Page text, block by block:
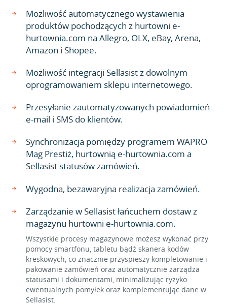
Możliwość automatycznego wystawienia
produktów pochodzących z hurtowni e-
hurtownia.com na Allegro, OLX, eBay, Arena,
Amazon i Shopee.
Możliwość integracji Sellasist z dowolnym
oprogramowaniem sklepu internetowego.
Przesyłanie zautomatyzowanych powiadomień
e-mail i SMS do klientów.
Synchronizacja pomiędzy programem WAPRO
Mag Prestiż, hurtownią e-hurtownia.com a
Sellasist statusów zamówień.
Wygodna, bezawaryjna realizacja zamówień.
Zarządzanie w Sellasist łańcuchem dostaw z
magazynu hurtowni e-hurtownia.com.
Wszystkie procesy magazynowe możesz wykonać przy
pomocy smartfonu, tabletu bądź skanera kodów
kreskowych, co znacznie przyspieszy kompletowanie i
pakowanie zamówień oraz automatycznie zarządza
statusami i dokumentami, minimalizując ryzyko
ewentualnych pomyłek oraz komplementując dane w
Sellasist.